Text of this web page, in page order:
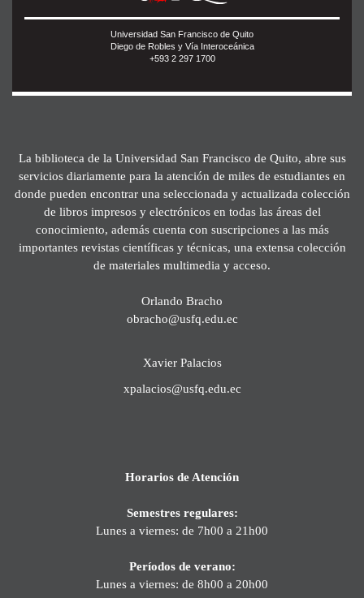
Universidad San Francisco de Quito
Diego de Robles y Vía Interoceánica
+593 2 297 1700
La biblioteca de la Universidad San Francisco de Quito, abre sus
servicios diariamente para la atención de miles de estudiantes en
donde pueden encontrar una seleccionada y actualizada colección
de libros impresos y electrónicos en todas las áreas del
conocimiento, además cuenta con suscripciones a las más
importantes revistas científicas y técnicas, una extensa colección
de materiales multimedia y acceso.
Orlando Bracho
obracho@usfq.edu.ec
Xavier Palacios
xpalacios@usfq.edu.ec
Horarios de Atención
Semestres regulares:
Lunes a viernes: de 7h00 a 21h00
Períodos de verano:
Lunes a viernes: de 8h00 a 20h00